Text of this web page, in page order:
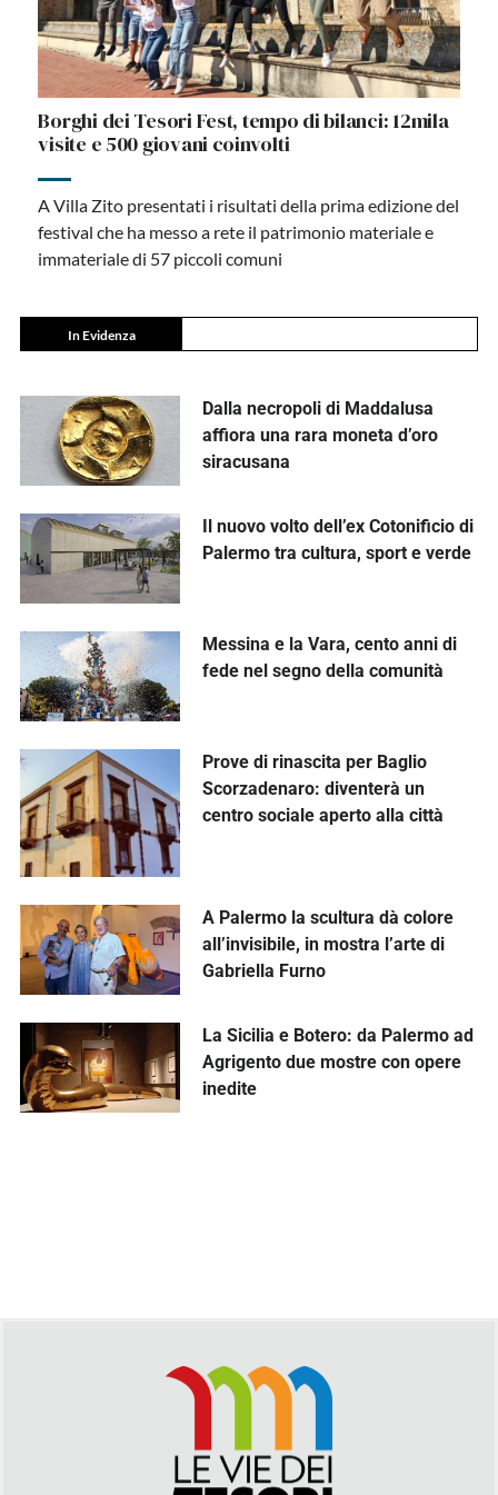
Borghi dei Tesori Fest, tempo di bilanci: 12mila
visite e 500 giovani coinvolti
A Villa Zito presentati i risultati della prima edizione del
festival che ha messo a rete il patrimonio materiale e
immateriale di 57 piccoli comuni
In Evidenza
Dalla necropoli di Maddalusa
affiora una rara moneta d’oro
siracusana
Il nuovo volto dell’ex Cotonificio di
Palermo tra cultura, sport e verde
Messina e la Vara, cento anni di
fede nel segno della comunità
Prove di rinascita per Baglio
Scorzadenaro: diventerà un
centro sociale aperto alla città
A Palermo la scultura dà colore
all’invisibile, in mostra l’arte di
Gabriella Furno
La Sicilia e Botero: da Palermo ad
Agrigento due mostre con opere
inedite